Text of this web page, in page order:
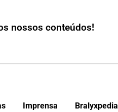
nossos conteúdos!
Imprensa Bralyxpedia